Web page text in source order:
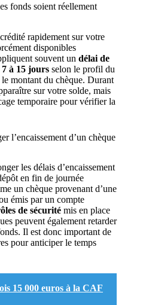
fonds soient réellement
rapidement sur votre
disponibles
souvent un délai de
7 à 15 jours selon le profil du
montant du chèque. Durant
sur votre solde, mais
temporaire pour vérifier la
l’encaissement d’un chèque
les délais d’encaissement
en fin de journée
un chèque provenant d’une
émis par un compte
de sécurité mis en place
peuvent également retarder
Il est donc important de
pour anticiper le temps
15 000 euros à la CAF